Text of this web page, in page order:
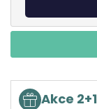
Akce